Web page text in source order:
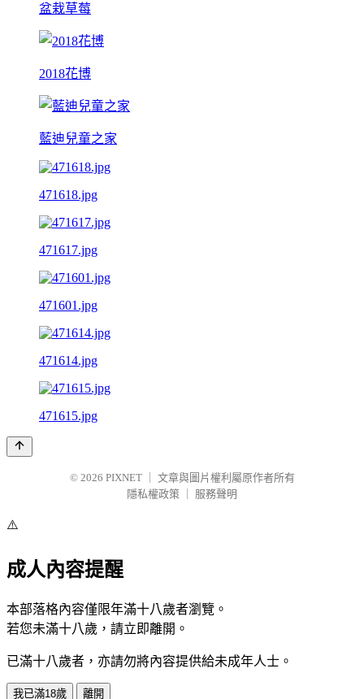
盆栽草莓
2018花博
藍迪兒童之家
471618.jpg
471617.jpg
471601.jpg
471614.jpg
471615.jpg
© 2026 PIXNET
文章與圖片權利屬原作者所有
隱私權政策
服務聲明
⚠️
成人內容提醒
本部落格內容僅限年滿十八歲者瀏覽。
若您未滿十八歲，請立即離開。
已滿十八歲者，亦請勿將內容提供給未成年人士。
我已滿18歲 離開